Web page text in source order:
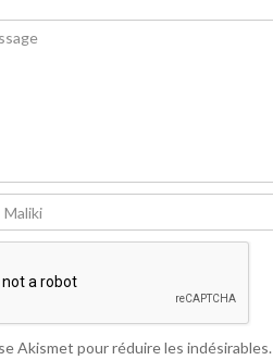
Akismet pour réduire les indésirables.